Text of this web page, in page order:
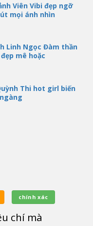
Viên Vibi đẹp ngỡ
mọi ánh nhìn
Linh Ngọc Đàm thần
mê hoặc
Thi hot girl biến
chính xác
chí mà